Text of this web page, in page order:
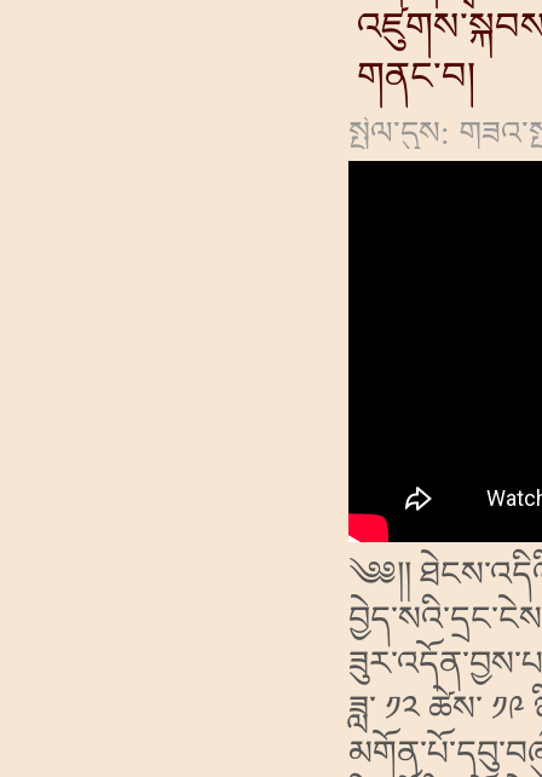
གནང་བ།
སྤེལ་དུས:
༄༅།།
ཟླ་ ༡༢ ཚེས་ ༡༩